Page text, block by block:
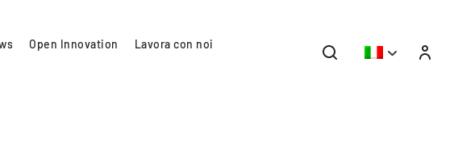
Open Innovation Lavora con noi